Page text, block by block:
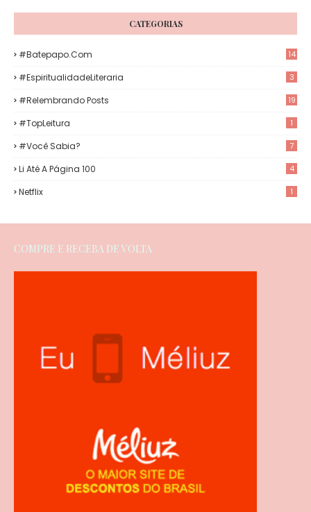
CATEGORIAS
#Batepapo.com 14
#EspiritualidadeLiteraria 3
#Relembrando Posts 19
#TopLeitura 1
#Você Sabia? 7
Li Até A Página 100 4
Netflix 1
COMPRE E RECEBA DE VOLTA